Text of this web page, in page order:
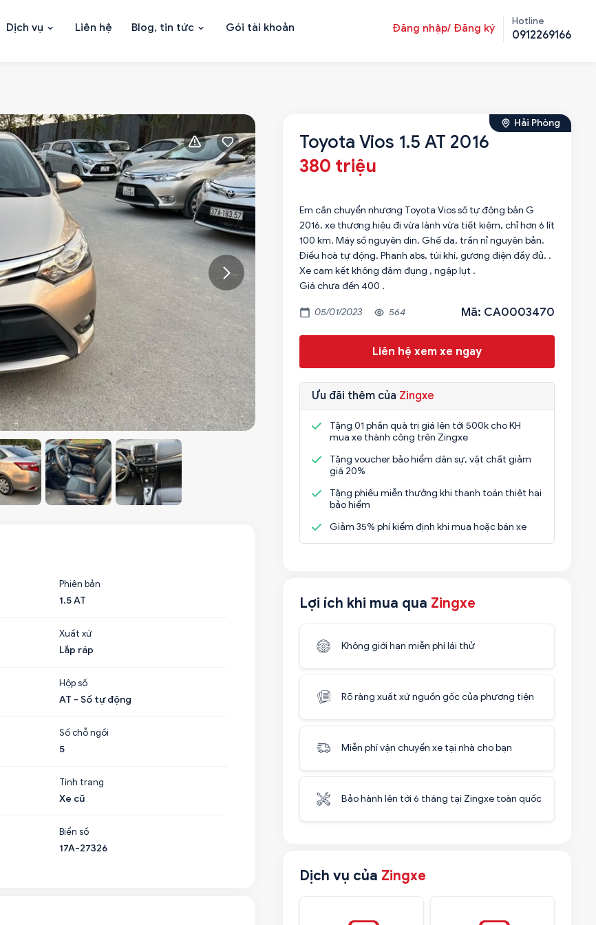
Dịch vụ Liên hệ Blog, tin tức Gói tài khoản Đăng nhập/ Đăng ký
Hotline
0912269166
Hải Phòng
Toyota Vios 1.5 AT 2016
380 triệu
Em cần chuyển nhượng Toyota Vios số tự động bản G
2016, xe thương hiệu đi vừa lành vừa tiết kiệm, chỉ hơn 6 lít
100 km. Máy số nguyên din. Ghế da, trần nỉ nguyên bản.
Điều hoà tự động. Phanh abs, túi khí, gương điện đầy đủ. .
Xe cam kết không đâm đụng , ngập lụt .
Giá chưa đến 400 .
05/01/2023 564 Mã: CA0003470
Liên hệ xem xe ngay
Ưu đãi thêm của Zingxe
Tặng 01 phần quà trị giá lên tới 500k cho KH
mua xe thành công trên Zingxe
Tặng voucher bảo hiểm dân sự, vật chất giảm
giá 20%
Tặng phiếu miễn thưởng khi thanh toán thiệt hại
bảo hiểm
Giảm 35% phí kiểm định khi mua hoặc bán xe
Lợi ích khi mua qua Zingxe
Không giới hạn miễn phí lái thử
Rõ ràng xuất xứ nguồn gốc của phương tiện
Miễn phí vận chuyển xe tại nhà cho bạn
Bảo hành lên tới 6 tháng tại Zingxe toàn quốc
Dịch vụ của Zingxe
Phiên bản
1.5 AT
Xuất xứ
Lắp ráp
Hộp số
AT - Số tự động
Số chỗ ngồi
5
Tình trạng
Xe cũ
Biển số
17A-27326